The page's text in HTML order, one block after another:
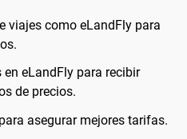
viajes como eLandFly para
eLandFly para recibir
de precios.
asegurar mejores tarifas.